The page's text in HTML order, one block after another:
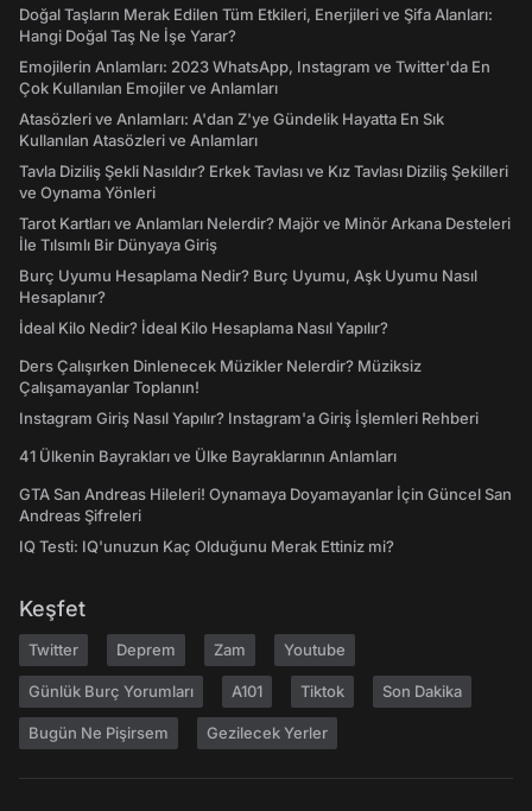
Doğal Taşların Merak Edilen Tüm Etkileri, Enerjileri ve Şifa Alanları:
Hangi Doğal Taş Ne İşe Yarar?
Emojilerin Anlamları: 2023 WhatsApp, Instagram ve Twitter'da En
Çok Kullanılan Emojiler ve Anlamları
Atasözleri ve Anlamları: A'dan Z'ye Gündelik Hayatta En Sık
Kullanılan Atasözleri ve Anlamları
Tavla Diziliş Şekli Nasıldır? Erkek Tavlası ve Kız Tavlası Diziliş Şekilleri
ve Oynama Yönleri
Tarot Kartları ve Anlamları Nelerdir? Majör ve Minör Arkana Desteleri
İle Tılsımlı Bir Dünyaya Giriş
Burç Uyumu Hesaplama Nedir? Burç Uyumu, Aşk Uyumu Nasıl
Hesaplanır?
İdeal Kilo Nedir? İdeal Kilo Hesaplama Nasıl Yapılır?
Ders Çalışırken Dinlenecek Müzikler Nelerdir? Müziksiz
Çalışamayanlar Toplanın!
Instagram Giriş Nasıl Yapılır? Instagram'a Giriş İşlemleri Rehberi
41 Ülkenin Bayrakları ve Ülke Bayraklarının Anlamları
GTA San Andreas Hileleri! Oynamaya Doyamayanlar İçin Güncel San
Andreas Şifreleri
IQ Testi: IQ'unuzun Kaç Olduğunu Merak Ettiniz mi?
Keşfet
Twitter Deprem Zam Youtube
Günlük Burç Yorumları A101 Tiktok Son Dakika
Bugün Ne Pişirsem Gezilecek Yerler